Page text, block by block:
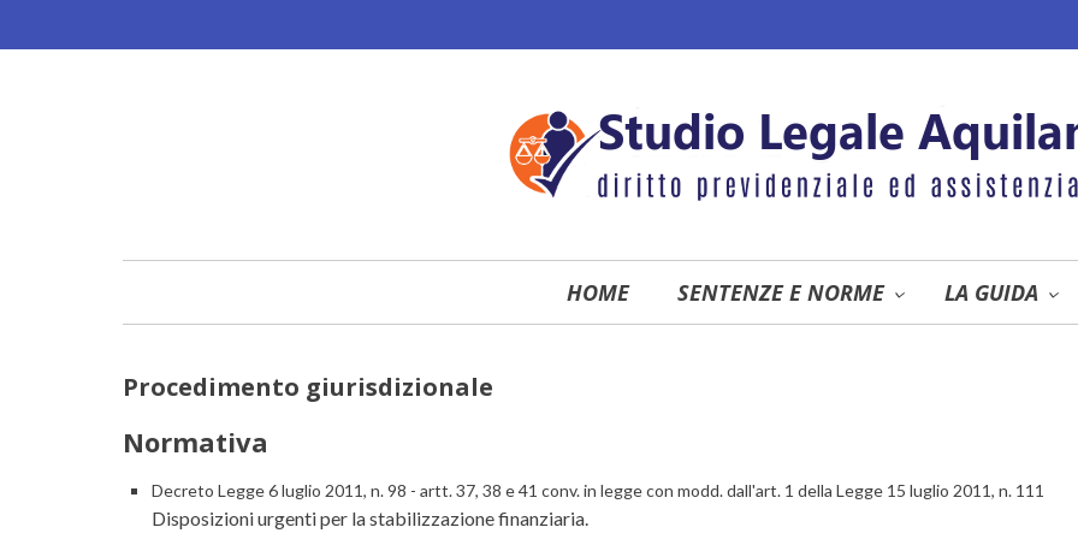
HOME SENTENZE E NORME LA GUIDA
Procedimento giurisdizionale
Normativa
Decreto Legge 6 luglio 2011, n. 98 - artt. 37, 38 e 41 conv. in legge con modd. dall'art. 1 della Legge 15 luglio 2011, n. 111
Disposizioni urgenti per la stabilizzazione finanziaria.